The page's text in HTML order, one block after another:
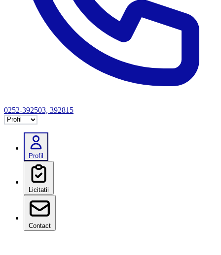
0252-392503, 392815
Selectează tab
Profil
Licitatii
Contact